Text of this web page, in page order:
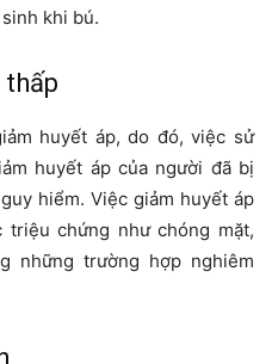
khi bú.
thấp
huyết áp, do đó, việc sử
huyết áp của người đã bị
hiểm. Việc giảm huyết áp
chứng như chóng mặt,
những trường hợp nghiêm